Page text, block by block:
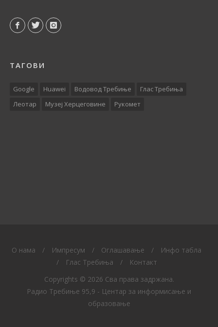
ТАГОВИ
Google Huawei Водовод Требиње
Глас Требиња
Леотар
Музеј Херцеговине Рукомет
O нама / Импресум / Оглашавање /
Инфо табла
/
Глас Требиња /
Контакт
Copyrights © 2026 Сва права задржана.
Радио Требиње 95,9 - Центар за информисање и
образовање